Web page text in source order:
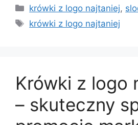
Kategorie
krówki z logo najtaniej,
Tagi
krówki z logo najtaniej
Krówki z logo
– skuteczny